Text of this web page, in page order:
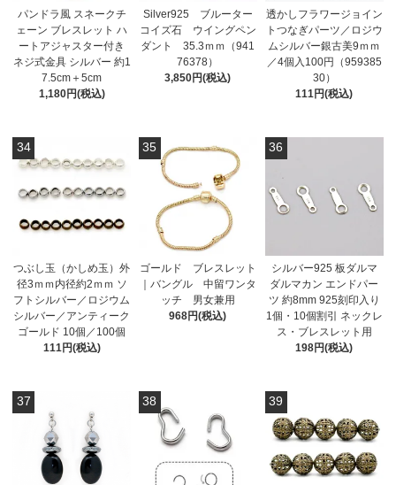
パンドラ風 スネークチ
ェーン ブレスレット ハ
ートアジャスター付き
ネジ式金具 シルバー 約1
7.5cm＋5cm
1,180円(税込)
Silver925 ブルーター
コイズ石 ウイングペン
ダント 35.3ｍｍ（941
76378）
3,850円(税込)
透かしフラワージョイン
トつなぎパーツ／ロジウ
ムシルバー銀古美9ｍｍ
／4個入100円（959385
30）
111円(税込)
34
つぶし玉（かしめ玉）外
径3ｍｍ内径約2ｍｍ ソ
フトシルバー／ロジウム
シルバー／アンティーク
ゴールド 10個／100個
111円(税込)
35
ゴールド ブレスレット
｜バングル 中留ワンタ
ッチ 男女兼用
968円(税込)
36
シルバー925 板ダルマ
ダルマカン エンドパー
ツ 約8mm 925刻印入り
1個・10個割引 ネックレ
ス・ブレスレット用
198円(税込)
37 38 39